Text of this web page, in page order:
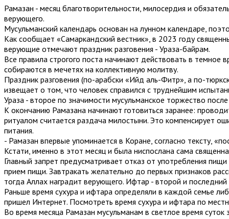
Рамазан - месяц благотворительности, милосердия и
верующего.
Мусульманский календарь основан на лунном календаре,
Как сообщает «Самаркандский вестник», в 2023 году
верующие отмечают праздник разговения - Ураза-байрам.
Все правила строгого поста начинают действовать в темное
собираются в мечетях на коллективную молитву.
Праздник разговения (по-арабски «Ийд аль-Фитр», а по-
извещает о том, что человек справился с труднейшим
Ураза - второе по значимости мусульманское торжество
К окончанию Рамазана начинают готовиться заранее:
ритуалом считается раздача милостыни. Это компенсирует
питания.
- Рамазан впервые упоминается в Коране, согласно тексту,
Кстати, именно в этот месяц и была ниспослана сама
Главный запрет предусматривает отказ от употребления
прием пищи. Завтракать желательно до первых признаков
тогда Аллах наградит верующего. Ифтар - второй и
Раньше время сухура и ифтара определяли в каждой семье
пришел Интернет. Посмотреть время сухура и ифтара по
Во время месяца Рамазан мусульманам в светлое время